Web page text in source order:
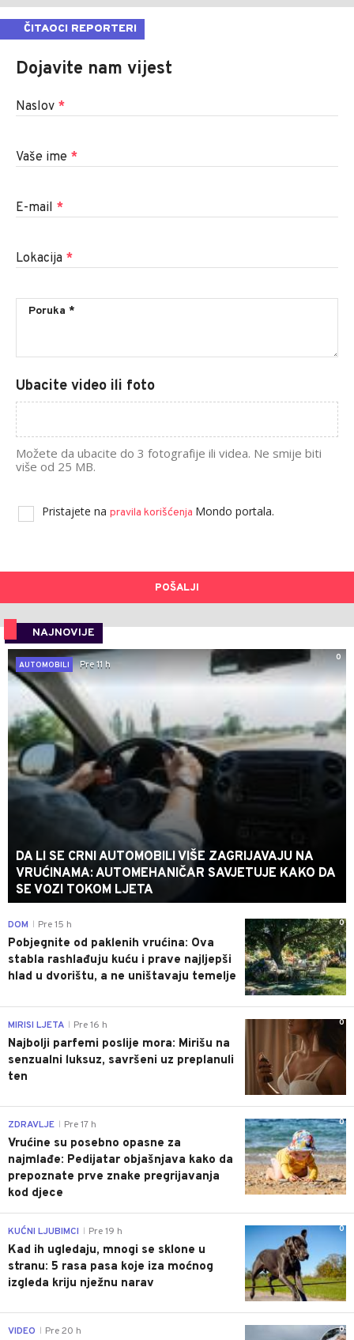
ČITAOCI REPORTERI
Dojavite nam vijest
Naslov *
Vaše ime *
E-mail *
Lokacija *
Ubacite video ili foto
Možete da ubacite do 3 fotografije ili videa. Ne smije biti
više od 25 MB.
Pristajete na pravila korišćenja Mondo portala.
POŠALJI
NAJNOVIJE
0
AUTOMOBILI
Pre 11 h
DA LI SE CRNI AUTOMOBILI VIŠE ZAGRIJAVAJU NA
VRUĆINAMA: AUTOMEHANIČAR SAVJETUJE KAKO DA
SE VOZI TOKOM LJETA
0
DOM Pre 15 h
Pobjegnite od paklenih vrućina: Ova
stabla rashlađuju kuću i prave najljepši
hlad u dvorištu, a ne uništavaju temelje
0
MIRISI LJETA Pre 16 h
Najbolji parfemi poslije mora: Mirišu na
senzualni luksuz, savršeni uz preplanuli
ten
0
ZDRAVLJE Pre 17 h
Vrućine su posebno opasne za
najmlađe: Pedijatar objašnjava kako da
prepoznate prve znake pregrijavanja
kod djece
0
KUĆNI LJUBIMCI Pre 19 h
Kad ih ugledaju, mnogi se sklone u
stranu: 5 rasa pasa koje iza moćnog
izgleda kriju nježnu narav
0
VIDEO Pre 20 h